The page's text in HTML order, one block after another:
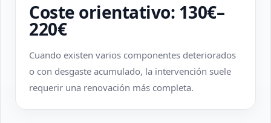
Coste orientativo: 130€–
220€
Cuando existen varios componentes deteriorados
o con desgaste acumulado, la intervención suele
requerir una renovación más completa.